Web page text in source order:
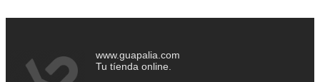
www.guapalia.com
Tu tíenda online.